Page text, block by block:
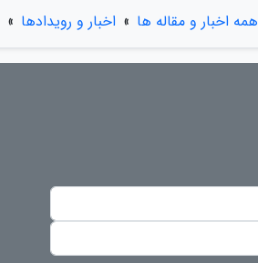
همه اخبار و مقاله ها » اخبار و رویدادها »